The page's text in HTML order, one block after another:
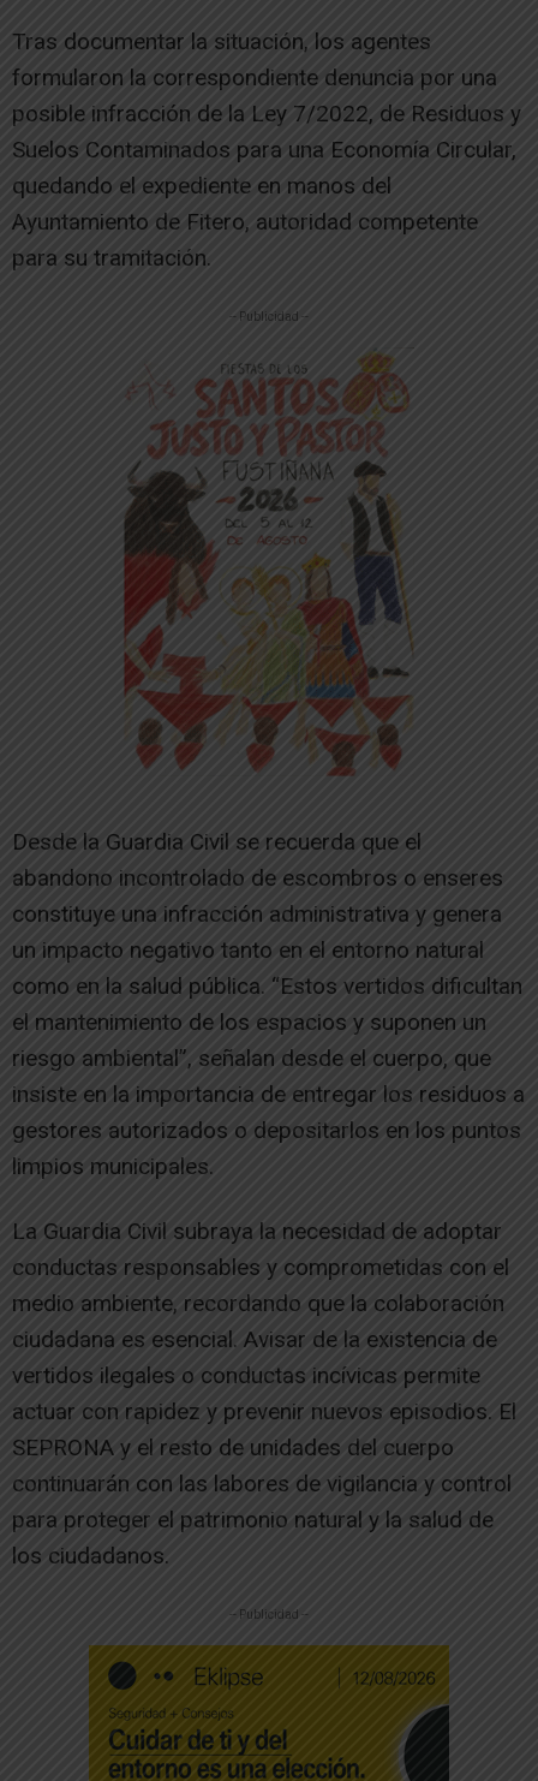
Tras documentar la situación, los agentes
formularon la correspondiente denuncia por una
posible infracción de la Ley 7/2022, de Residuos y
Suelos Contaminados para una Economía Circular,
quedando el expediente en manos del
Ayuntamiento de Fitero, autoridad competente
para su tramitación.
-- Publicidad --
Desde la Guardia Civil se recuerda que el
abandono incontrolado de escombros o enseres
constituye una infracción administrativa y genera
un impacto negativo tanto en el entorno natural
como en la salud pública. “Estos vertidos dificultan
el mantenimiento de los espacios y suponen un
riesgo ambiental”, señalan desde el cuerpo, que
insiste en la importancia de entregar los residuos a
gestores autorizados o depositarlos en los puntos
limpios municipales.
La Guardia Civil subraya la necesidad de adoptar
conductas responsables y comprometidas con el
medio ambiente, recordando que la colaboración
ciudadana es esencial. Avisar de la existencia de
vertidos ilegales o conductas incívicas permite
actuar con rapidez y prevenir nuevos episodios. El
SEPRONA y el resto de unidades del cuerpo
continuarán con las labores de vigilancia y control
para proteger el patrimonio natural y la salud de
los ciudadanos.
-- Publicidad --